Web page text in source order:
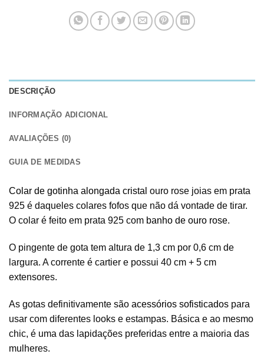
DESCRIÇÃO
INFORMAÇÃO ADICIONAL
AVALIAÇÕES (0)
GUIA DE MEDIDAS
Colar de gotinha alongada cristal ouro rose joias em prata
925 é daqueles colares fofos que não dá vontade de tirar.
O colar é feito em prata 925 com banho de ouro rose.
O pingente de gota tem altura de 1,3 cm por 0,6 cm de
largura. A corrente é cartier e possui 40 cm + 5 cm
extensores.
As gotas definitivamente são acessórios sofisticados para
usar com diferentes looks e estampas. Básica e ao mesmo
chic, é uma das lapidações preferidas entre a maioria das
mulheres.